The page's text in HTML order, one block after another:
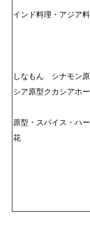
インド料理・アジア
しなもん シナモン
シア原型クカシアホ
原型・スパイス・ハ
花